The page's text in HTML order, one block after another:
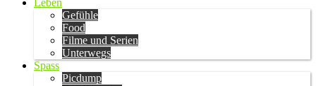
Leben
Gefühle
Food
Filme und Serien
Unterwegs
Spass
Picdump